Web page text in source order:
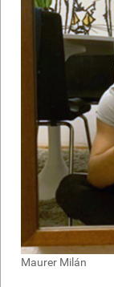
Maurer Milán